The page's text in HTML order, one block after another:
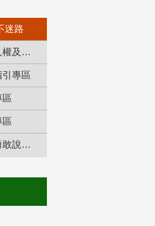
迷路
「補課了沒？」人權及轉型正義教育專區
專區
區
區
防制校園霸凌，勇敢說出來！